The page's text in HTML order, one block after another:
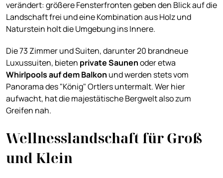
verändert: größere Fensterfronten geben den Blick auf die
Landschaft frei und eine Kombination aus Holz und
Naturstein holt die Umgebung ins Innere.
Die 73 Zimmer und Suiten, darunter 20 brandneue
Luxussuiten, bieten private Saunenoder etwa
Whirlpools auf dem Balkon und werden stets vom
Panorama des "König" Ortlers untermalt. Wer hier
aufwacht, hat die majestätische Bergwelt also zum
Greifen nah.
Wellnesslandschaft für Groß
und Klein